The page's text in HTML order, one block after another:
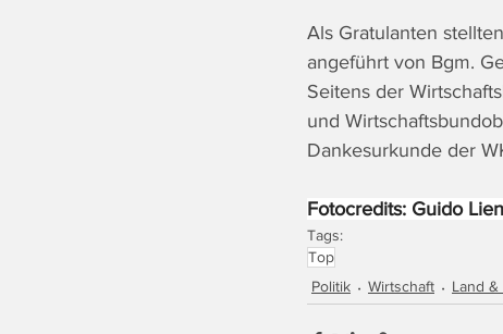
Als Gratulanten
angeführt von Bgm.
Seitens der
und
Dankesurkunde der
Fotocredits: Guido
Tags:
Top
Politik
Wirtschaft Land